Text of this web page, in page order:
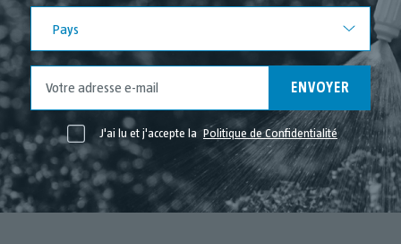
Août 2021
Juillet 2021
Juin 2021
Mai 2021
Pays
ENVOYER
J'ai lu et j'accepte la Politique de Confidentialité